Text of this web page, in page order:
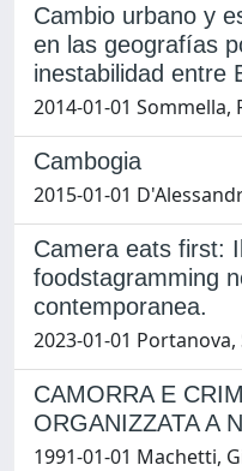
Cambio urbano y
en las geografías
inestabilidad entre
2014-01-01 Sommella,
Cambogia
2015-01-01
Camera eats first:
foodstagramming
contemporanea.
2023-01-01
CAMORRA E
ORGANIZZATA A
1991-01-01 Machetti,